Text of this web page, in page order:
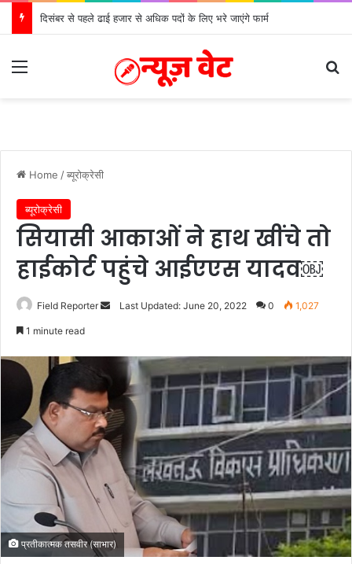
दिसंबर से पहले ढाई हजार से अधिक पदों के लिए भरे जाएंगे फार्म
Menu
Home /ब्यूरोक्रेसी
ब्यूरोक्रेसी
सियासी आकाओं ने हाथ खींचे तो
हाईकोर्ट पहुंचे आईएएस यादव￼
Field Reporter
SendLast Updated: June 20, 2022 0 1,027
1 minute read
प्रतीकात्मक तसवीर (साभार)